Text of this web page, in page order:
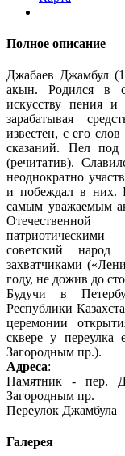
Полное описание
Джабаев Джамбул
акын. Родился в
искусству пения
зарабатывая
известен, с его
сказаний. Пел под
(речитатив).
неоднократно
и побеждал в них.
самым уважаемым
советский
захватчиками
году, не дожив до
Будучи в
Республики
церемонии
сквере у
Загородным пр.).
Адреса:
Памятник - пер.
Загородным пр.
Переулок Джамбула
Галерея